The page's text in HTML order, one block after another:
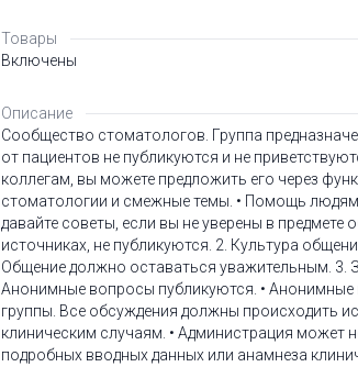
Товары
Включены
Описание
Сообщество стоматологов. Группа
от пациентов не публикуются и не
коллегам, вы можете предложить его через
стоматологии и смежные темы. • Помощь
давайте советы, если вы не уверены в
источниках, не публикуются. 2. Культура
Общение должно оставаться уважительным. 3.
Анонимные вопросы публикуются. • Анонимные
группы. Все обсуждения должны происходить
клиническим случаям. • Администрация может
подробных вводных данных или анамнеза